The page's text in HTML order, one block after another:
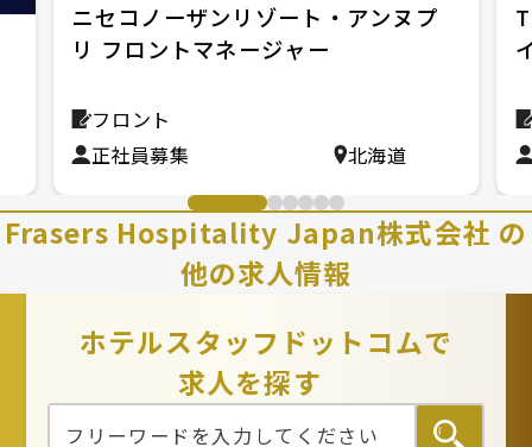
ニセコノーザンリゾート・アンヌプ
リ フロントマネージャー
フロント
正社員募集
北海道
Frasers Hospitality Japan株式会社 の
他の求人情報
ホテルスタッフドットコムで
求人を探す